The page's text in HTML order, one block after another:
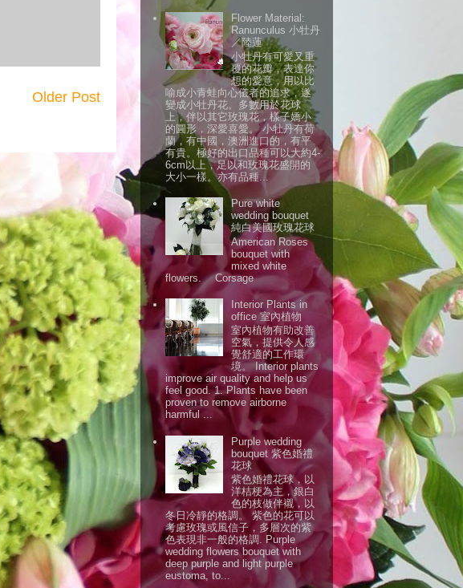
Older Post
Flower Material:
Ranunculus 小牡丹
／陸蓮
小牡丹有可愛又重
覆的花瓣，表達你
想的愛意，用以比
喻成小青蛙向心儀者的追求，遂
變成小牡丹花。多數用於花球
上，伴以其它玫瑰花，樣子嬌小
的圓形，深愛喜愛。 小牡丹有荷
蘭，有中國，澳洲進口的，有平
有貴。極好的出口品種可以大約4-
6cm以上，足以和玫瑰花盛開的
大小一樣。亦有品種...
Pure white
wedding bouquet
純白美國玫瑰花球
American Roses
bouquet with
mixed white
flowers. Corsage
Interior Plants in
office 室內植物
室內植物有助改善
空氣，提供令人感
覺舒適的工作環
境。 Interior plants
improve air quality and help us
feel good. 1. Plants have been
proven to remove airborne
harmful ...
Purple wedding
bouquet 紫色婚禮
花球
紫色婚禮花球，以
洋桔梗為主，銀白
色的枝做伴襯，以
冬日冷靜的格調。 紫色的花可以
考慮玫瑰或風信子，多層次的紫
色表現非一般的格調. Purple
wedding flowers bouquet with
deep purple and light purple
eustoma, to...